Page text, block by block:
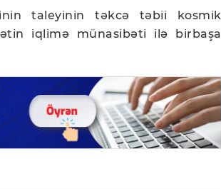
taleyinin təkcə təbii kosmik
iqlimə münasibəti ilə birbaşa